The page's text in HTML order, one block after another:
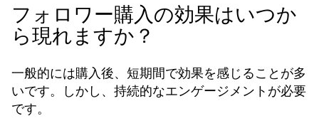
フォロワー購入の効果はいつか
ら現れますか？
一般的には購入後、短期間で効果を感じることが多
いです。しかし、持続的なエンゲージメントが必要
です。